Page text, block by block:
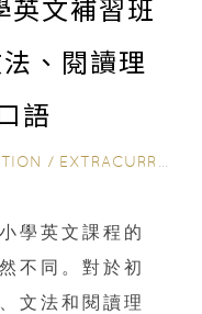
英文補習班
、閱讀理
語
/ EXTRACURRICULAR ACTIVITIES
學英文課程的
不同。對於初
文法和閱讀理